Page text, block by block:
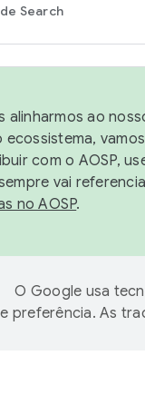
Search
alinharmos ao
com o AOSP,
vai
no AOSP.
O Google usa
preferência. As